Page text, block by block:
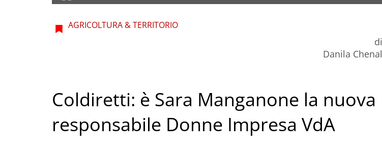
AGRICOLTURA & TERRITORIO
di
Danila Chenal
Coldiretti: è Sara Manganone la nuova
responsabile Donne Impresa VdA